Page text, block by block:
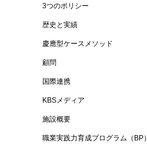
3つのポリシー
歴史と実績
慶應型ケースメソッド
顧問
国際連携
KBSメディア
施設概要
職業実践力育成プログラム（BP）